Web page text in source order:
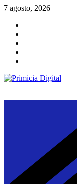
Saltar
contenido
7 agosto, 2026